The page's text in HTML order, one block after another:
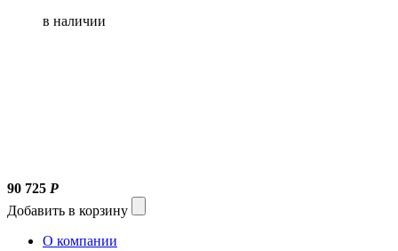
в наличии
90 725 Р
Добавить в корзину
О компании